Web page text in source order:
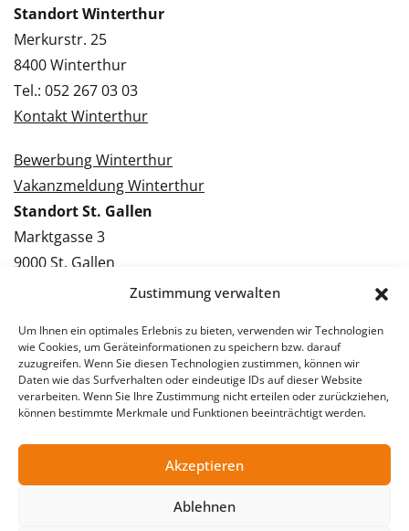
Zustimmung verwalten
Um Ihnen ein optimales Erlebnis zu bieten, verwenden wir Technologien
wie Cookies, um Geräteinformationen zu speichern bzw. darauf
zuzugreifen. Wenn Sie diesen Technologien zustimmen, können wir
Daten wie das Surfverhalten oder eindeutige IDs auf dieser Website
verarbeiten. Wenn Sie Ihre Zustimmung nicht erteilen oder zurückziehen,
können bestimmte Merkmale und Funktionen beeinträchtigt werden.
Akzeptieren
Ablehnen
Standort Winterthur
Merkurstr. 25
8400 Winterthur
Tel.: 052 267 03 03
Kontakt Winterthur
Bewerbung Winterthur
Vakanzmeldung Winterthur
Standort St. Gallen
Marktgasse 3
9000 St. Gallen
Tel.: 071 228 09 09
Bewerbung St. Gallen
Vakanzmeldung St. Gallen
© 2026 Stellentreff AG